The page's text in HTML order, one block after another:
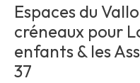
Espaces du
créneaux pour
enfants & les
37